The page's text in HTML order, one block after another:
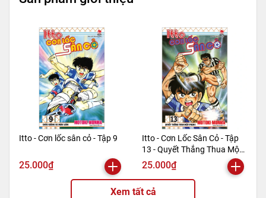
Tác giả
Gosho Aoyama
Tên NCC
Nhà xuất bản Kim Đồng
Kim Đồng
Kích thước bao bì18 x13cm
Trọng lượng (gr) 200
Số trang
164
Hình thức
Bìa mềm
Itto - Cơn lốc sân cỏ - Tập 9
25.000₫
Itto - Cơn Lốc Sân Cỏ - Tập
13 - Quyết Thắng Thua Một
Phen!! (Tái Bản 2024)
25.000₫
Xem tất cả